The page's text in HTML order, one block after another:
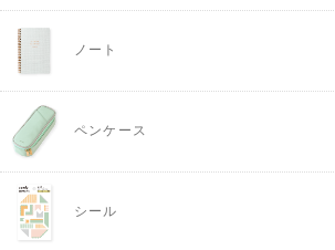
ノート
ペンケース
シール